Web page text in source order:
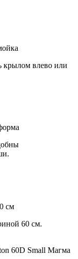
крылом влево или
см
60 см.
60D Small Магма